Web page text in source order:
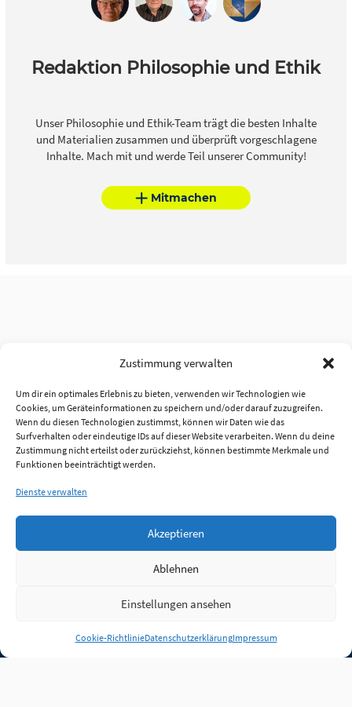
Zustimmung verwalten
Um dir ein optimales Erlebnis zu bieten, verwenden wir Technologien wie
Cookies, um Geräteinformationen zu speichern und/oder darauf zuzugreifen.
Wenn du diesen Technologien zustimmst, können wir Daten wie das
Surfverhalten oder eindeutige IDs auf dieser Website verarbeiten. Wenn du deine
Zustimmung nicht erteilst oder zurückziehst, können bestimmte Merkmale und
Funktionen beeinträchtigt werden.
Dienste verwalten
Akzeptieren
Ablehnen
Einstellungen ansehen
Cookie-RichtlinieDatenschutzerklärungImpressum
Redaktion Philosophie und Ethik
Unser Philosophie und Ethik-Team trägt die besten Inhalte
und Materialien zusammen und überprüft vorgeschlagene
Inhalte. Mach mit und werde Teil unserer Community!
Mitmachen
Anmelden
Jobs Partner FAQ Quellen